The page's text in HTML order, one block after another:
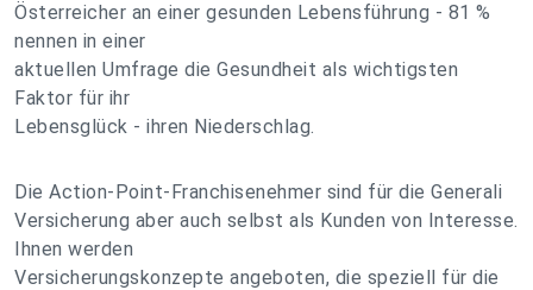
Österreicher an einer gesunden Lebensführung - 81 %
nennen in einer
aktuellen Umfrage die Gesundheit als wichtigsten
Faktor für ihr
Lebensglück - ihren Niederschlag.
Die Action-Point-Franchisenehmer sind für die Generali
Versicherung aber auch selbst als Kunden von Interesse.
Ihnen werden
Versicherungskonzepte angeboten, die speziell für die